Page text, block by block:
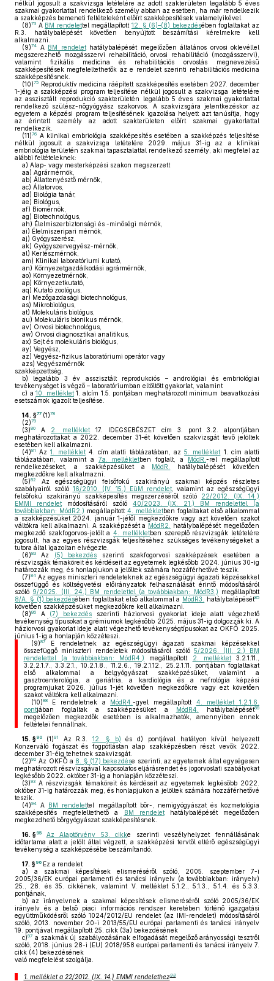
nélkül jogosult a szakvizsga letételére az adott szakterületen legalább 5 éves
szakmai gyakorlattal rendelkező személy abban az esetben, ha már rendelkezik
a szakképzés bemeneti feltételeként előírt szakképesítések valamelyikével.
(8)73 A BM rendelettel megállapított12. § (6)–(8) bekezdésében foglaltakat az
R.3. hatálybalépését követően benyújtott beszámítási kérelmekre kell
alkalmazni.
(9)74 A BM rendelethatálybalépését megelőzően általános orvosi oklevéllel
megszerezhető mozgásszervi rehabilitáció, orvosi rehabilitáció (mozgásszervi),
valamint fizikális medicina és rehabilitációs orvoslás megnevezésű
szakképesítések megfeleltethetők az e rendelet szerinti rehabilitációs medicina
szakképesítésnek.
(10)75 Reproduktív medicina ráépített szakképesítés esetében 2027. december
1-jéig a szakképzési program teljesítése nélkül jogosult a szakvizsga letételére
az asszisztált reprodukció szakterületén legalább 5 éves szakmai gyakorlattal
rendelkező szülész-nőgyógyász szakorvos. A szakvizsgára jelentkezéskor az
egyetem a képzési program teljesítésének igazolása helyett azt tanúsítja, hogy
az érintett személy az adott szakterületen előírt szakmai gyakorlattal
rendelkezik.
(11)76 A klinikai embriológia szakképesítés esetében a szakképzés teljesítése
nélkül jogosult a szakvizsga letételére 2029. május 31-ig az a klinikai
embriológia területén szakmai tapasztalattal rendelkező személy, aki megfelel az
alábbi feltételeknek:
a) Alap- vagy mesterképzési szakon megszerzett
aa) Agrármérnök,
ab) Állattenyésztő mérnök,
ac) Állatorvos,
ad) Biológia tanár,
ae) Biológus,
af) Biomérnök,
ag) Biotechnológus,
ah) Élelmiszerbiztonsági és -minőségi mérnök,
ai) Élelmiszeripari mérnök,
aj) Gyógyszerész,
ak) Gyógyszervegyész-mérnök,
al) Kertészmérnök,
am) Klinikai laboratóriumi kutató,
an) Környezetgazdálkodási agrármérnök,
ao) Környezetmérnök,
ap) Környezetkutató,
aq) Kutató zoológus,
ar) Mezőgazdasági biotechnológus,
as) Mikrobiológus,
at) Molekuláris biológus,
au) Molekuláris bionikus mérnök,
av) Orvosi biotechnológus,
aw) Orvosi diagnosztikai analitikus,
ax) Sejt és molekuláris biológus,
ay) Vegyész,
az) Vegyész-fizikus laboratóriumi operátor vagy
azs) Vegyészmérnök
szakképzettség,
b) legalább 3 év asszisztált reprodukciós – andrológiai és embriológiai
tevékenységet is végző – laboratóriumban eltöltött gyakorlat, valamint
c) a10. melléklet1. alcím 1.5. pontjában meghatározott minimum beavatkozási
esetszámok igazolt teljesítése.
14. §77 (1)78
(2)79
(3)80 A 2. melléklet 17. IDEGSEBÉSZET cím 3. pont 3.2. alpontjában
meghatározottakat a 2022. december 31-ét követően szakvizsgát tevő jelöltek
esetében kell alkalmazni.
(4)81 Az1. melléklet4. cím alatti táblázatában, az5. melléklet 1. cím alatti
táblázatában, valamint a 7a. mellékletben foglalt, a MódR. -rel megállapított
rendelkezéseket, a szakképzésüket a MódR.
hatálybalépését követően
megkezdőkre kell alkalmazni.
(5)82
Az egészségügyi felsőfokú szakirányú szakmai képzés részletes
szabályairól szóló 16/2010. (IV. 15.) EüM rendelet, valamint az egészségügyi
felsőfokú szakirányú szakképesítés megszerzéséről szóló 22/2012. (IX. 14.)
EMMI rendelet módosításáról szóló 40/2023. (IX. 21.) BM rendelettel (a
továbbiakban: MódR2.) megállapított 4. mellékletben foglaltakat első alkalommal
a szakképzésüket 2024. január 1-jétől megkezdőkre vagy azt követően szakot
váltókra kell alkalmazni. A szakképzését a MódR2.
hatálybalépését megelőzően
megkezdő szakfogorvos-jelölt a4. mellékletben szereplő részvizsgák letételére
jogosult, ha az egyes részvizsgák teljesítéséhez szükséges tevékenységeket a
tutora által igazoltan elvégezte.
(6)83 Az (5) bekezdés szerinti szakfogorvosi szakképzések esetében a
részvizsgák témaköreit és kérdéseit az egyetemek legkésőbb 2024. június 30-ig
határozzák meg, és honlapjukon a jelöltek számára hozzáférhetővé teszik.
(7)84 Az egyes miniszteri rendeleteknek az egészségügyi ágazati képzésekkel
összefüggő és költségvetési előirányzatok felhasználását érintő módosításáról
szóló 9/2025. (III. 24.) BM rendelettel (a továbbiakban: MódR3.) megállapított
8/A. § (1) bekezdésében foglaltakat első alkalommal a MódR3. hatálybalépését85
követően szakképzésüket megkezdőkre kell alkalmazni.
(8)86 A (7) bekezdés szerinti háziorvosi gyakorlat ideje alatt végezhető
tevékenység típusokat a grémiumok legkésőbb 2025. május 31-ig dolgozzák ki. A
háziorvosi gyakorlat ideje alatt végezhető tevékenységtípusokat az OKFŐ 2025.
június 1-ig a honlapján közzéteszi.
(9)87E rendeletnek az egészségügyi ágazati szakmai képzésekkel
összefüggő miniszteri rendeletek módosításáról szóló5/2026. (III. 2.) BM
rendelettel (a továbbiakban: MódR4.) megállapított 2. melléklet3.2.1.11.,
3.2.2.1.7., 3.3.2.1., 10.2.1.8., 11.2.6., 19.2.1.12., 25.2.1.11. pontjában foglaltakat
első alkalommal a belgyógyászat szakképzésüket, valamint a
gasztroenterológia, a geriátria, a kardiológia és a nefrológia képzési
programjukat 2026. július 1-jét követően megkezdőkre vagy ezt követően
szakot váltókra kell alkalmazni.
(10)88E rendeletnek a MódR4.-gyel megállapított 4. melléklet 1.2.1.6.
pontjában foglaltak a szakképzésüket a MódR4. hatálybalépését89
megelőzően megkezdők esetében is alkalmazhatók, amennyiben ennek
feltételei fennállnak.
15. §90 (1)91 Az R.3. 12. § b) és d) pontjával hatályon kívül helyezett
Konzerváló fogászat és fogpótlástan alap szakképzésben részt vevők 2022.
december 31-éig tehetnek szakvizsgát.
(2)92 Az OKFŐ a 8. § (17) bekezdése szerinti, az egyetemek által egységesen
meghatározott részvizsgával kapcsolatos eljárásrendet és jogorvoslati szabályokat
legkésőbb 2022. október 31-ig a honlapján közzéteszi.
(3)93 A részvizsgák témaköreit és kérdéseit az egyetemek legkésőbb 2022.
október 31-ig határozzák meg, és honlapjukon a jelöltek számára hozzáférhetővé
teszik.
(4)94 A BM rendelettel megállapított bőr-, nemigyógyászat és kozmetológia
szakképesítés megfeleltethető a
BM rendelethatálybalépését megelőzően
megkezdhető bőrgyógyászat szakképesítésnek.
16. §95 Az Alaptörvény 53. cikke szerinti veszélyhelyzet fennállásának
időtartama alatt a jelölt által végzett, a szakképzési tervtől eltérő egészségügyi
tevékenység a szakképzésébe beszámítandó.
17. §96 Ez a rendelet
a) a szakmai képesítések elismeréséről szóló, 2005. szeptember 7-i
2005/36/EK európai parlamenti és tanácsi irányelv (a továbbiakban: irányelv)
25., 28. és 35. cikkének, valamint V. melléklet 5.1.2., 5.1.3., 5.1.4. és 5.3.3.
pontjának,
b) az irányelvnek a szakmai képesítések elismeréséről szóló 2005/36/EK
irányelv és a belső piaci információs rendszer keretében történő igazgatási
együttműködésről szóló 1024/2012/EU rendelet (az IMI-rendelet) módosításáról
szóló, 2013. november 20-i 2013/55/EU európai parlamenti és tanácsi irányelv
19. pontjával megállapított 25. cikk (3a) bekezdésének
c)97 a szakmák új szabályozásának elfogadását megelőző arányossági tesztről
szóló, 2018. június 28-i (EU) 2018/958 európai parlamenti és tanácsi irányelv 7.
cikk (4) bekezdésének
való megfelelést szolgálja.
1. melléklet a 22/2012. (IX. 14.) EMMI rendelethez98